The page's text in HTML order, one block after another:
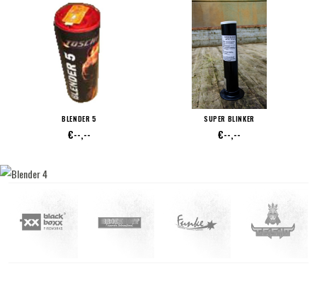
BLENDER 5
€--,--
SUPER BLINKER
€--,--